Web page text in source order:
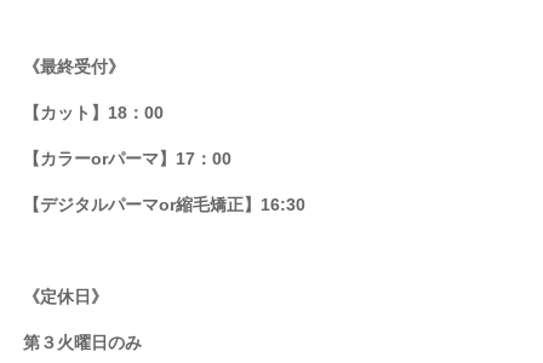
《最終受付》
【カット】18：00
【カラーorパーマ】17：00
【デジタルパーマor縮毛矯正】16:30
《定休日》
第３火曜日のみ